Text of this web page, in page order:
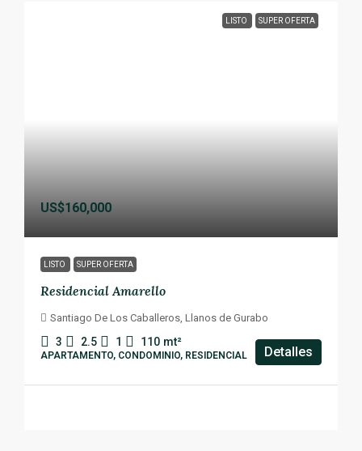
LISTO SUPER OFERTA
US$160,000
LISTO SUPER OFERTA
Residencial Amarello
Santiago De Los Caballeros, Llanos de Gurabo
3 2.5 1 110 mt²
APARTAMENTO, CONDOMINIO, RESIDENCIAL Detalles